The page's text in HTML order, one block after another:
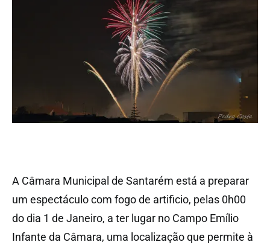
A Câmara Municipal de Santarém está a preparar
um espectáculo com fogo de artificio, pelas 0h00
do dia 1 de Janeiro, a ter lugar no Campo Emílio
Infante da Câmara, uma localização que permite à